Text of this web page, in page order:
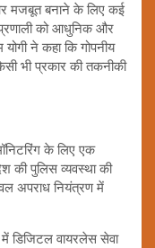
मजबूत बनाने के लिए कई
को आधुनिक और
ने कहा कि गोपनीय
भी प्रकार की तकनीकी
के लिए एक
की पुलिस व्यवस्था की
अपराध नियंत्रण में
डिजिटल वायरलेस सेवा